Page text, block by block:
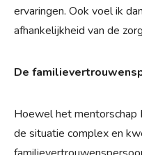
ervaringen. Ook voel ik
afhankelijkheid van de
De
Hoewel het
de situatie complex en